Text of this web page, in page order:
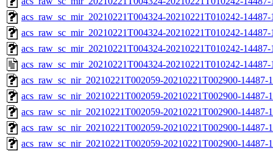
acs_raw_sc_mir_20210221T004324-20210221T010242-
acs_raw_sc_mir_20210221T004324-20210221T010242-
acs_raw_sc_mir_20210221T004324-20210221T010242-
acs_raw_sc_mir_20210221T004324-20210221T010242-
acs_raw_sc_nir_20210221T002059-20210221T002900-14487-
acs_raw_sc_nir_20210221T002059-20210221T002900-14487-
acs_raw_sc_nir_20210221T002059-20210221T002900-14487-
acs_raw_sc_nir_20210221T002059-20210221T002900-14487-
acs_raw_sc_nir_20210221T002059-20210221T002900-14487-